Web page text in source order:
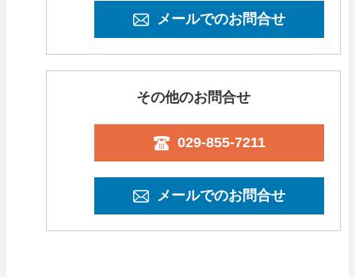
メールでのお問合せ
その他のお問合せ
029-855-7211
メールでのお問合せ